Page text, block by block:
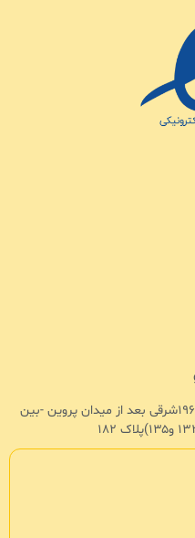
آدرس :تهران -تهرانپارس-خیابان ۱۹۶شرقی بعد از میدان پروین -بین